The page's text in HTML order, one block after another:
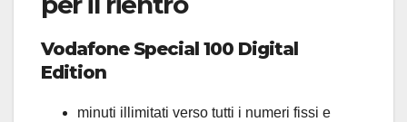
Vodafone Special 100 Digital
Edition
minuti illimitati verso tutti i numeri fissi e